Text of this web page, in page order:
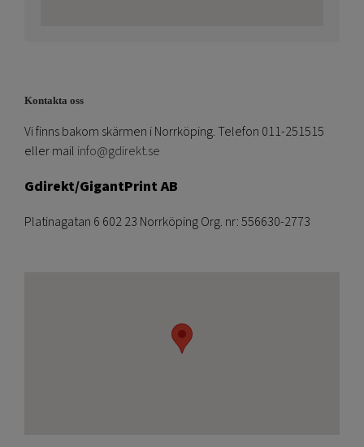
Kontakta oss
Vi finns bakom skärmen i Norrköping. Telefon 011-251515
eller mail info@gdirekt.se
Gdirekt/GigantPrint AB
Platinagatan 6 602 23 Norrköping Org. nr: 556630-2773